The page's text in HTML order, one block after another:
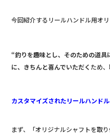
今回紹介するリールハンドル用オ
“釣りを趣味とし、そのための道
に、きちんと喜んでいただく ため
カスタマイズされたリールハンド
まず、「オリジナルシャフトを取